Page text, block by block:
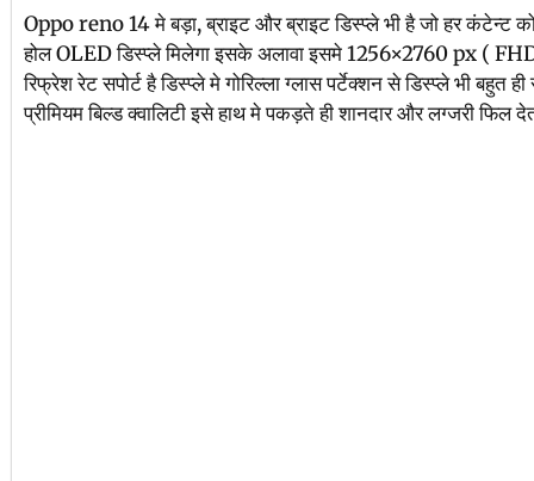
Oppo reno 14 मे बड़ा, ब्राइट और ब्राइट डिस्प्ले भी है जो हर कंटेन्ट
होल OLED डिस्प्ले मिलेगा इसके अलावा इसमे 1256×2760 px (
रिफ्रेश रेट सपोर्ट है डिस्प्ले मे गोरिल्ला ग्लास पर्टेक्शन से डिस्प्ले भी बहुत
प्रीमियम बिल्ड क्वालिटी इसे हाथ मे पकड़ते ही शानदार और लग्जरी फिल